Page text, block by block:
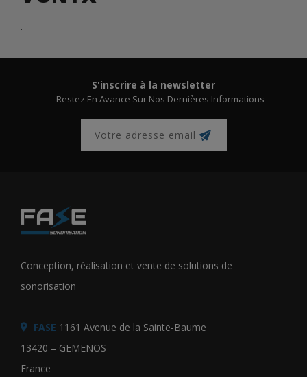
.
S'inscrire à la newsletter
Restez En Avance Sur Nos Dernières Informations
Conception, réalisation et vente de solutions de
sonorisation
FASE 1161 Avenue de la Sainte-Baume
13420 – GEMENOS
France